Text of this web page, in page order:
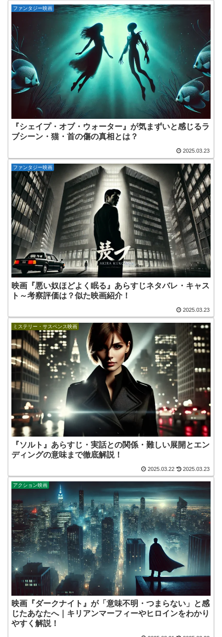
ファンタジー映画
『シェイプ・オブ・ウォーター』が気まずいと感じるラ
ブシーン・猫・首の傷の真相とは？
2025.03.23
ファンタジー映画
映画『悪い奴ほどよく眠る』あらすじネタバレ・キャス
ト～考察評価は？似た映画紹介！
2025.03.23
ミステリー・サスペンス映画
『ソルト』あらすじ・実話との関係・難しい展開とエン
ディングの意味まで徹底解説！
2025.03.22 2025.03.23
アクション映画
映画『ダークナイト』が「意味不明・つまらない」と感
じたあなたへ｜キリアンマーフィーやヒロインをわかり
やすく解説！